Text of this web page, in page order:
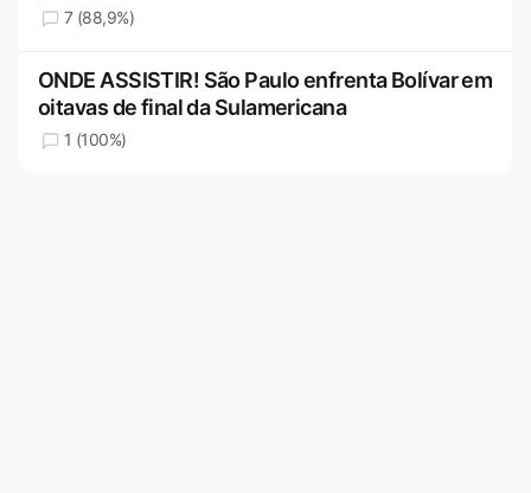
7 (88,9%)
ONDE ASSISTIR! São Paulo enfrenta Bolívar em
oitavas de final da Sulamericana
1 (100%)